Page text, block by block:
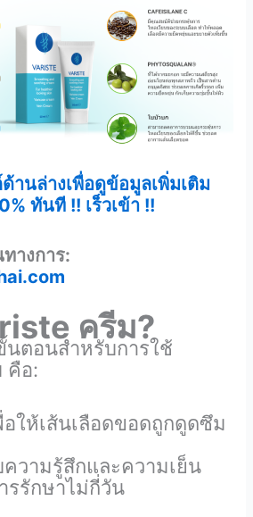
านล่างเพื่อดูข้อมูลเพิ่มเติม
ทันที !! เร็วเข้า !!
างการ:
ครีม?
ตอนสำหรับการใช้
คือ:
ให้เส้นเลือดขอดถูกดูดซึม
วามรู้สึกและความเย็น
รรักษาไม่กี่วัน